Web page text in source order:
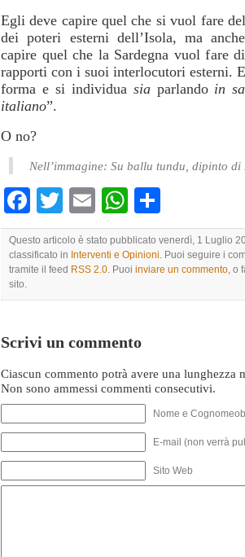
Egli deve capire quel che si vuol fare
dei poteri esterni dell’Isola, ma
capire quel che la Sardegna vuol fare
rapporti con i suoi interlocutori esterni.
forma e si individua siaparlando in
italiano”.
O no?
Nell’immagine: Su ballu tundu, dipinto di
Facebook
TwitterEmailWhatsApp
Questo articolo è stato pubblicato venerdì, 1 Luglio
classificato in Interventi e Opinioni. Puoi seguire i
tramite il feed RSS 2.0. Puoi inviare un commento, o
sito.
Scrivi un commento
Ciascun commento potrà avere una lunghezza
Non sono ammessi commenti consecutivi.
Nome e
E-mail (non verrà
Sito Web